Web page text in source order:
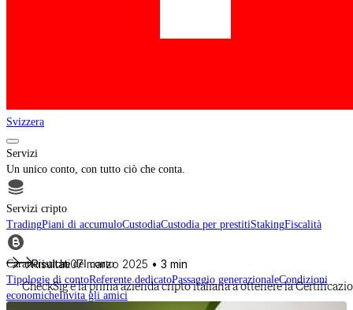
Svizzera
Servizi
Un unico conto, con tutto ciò che conta.
Servizi cripto
TradingPiani di accumuloCustodiaCustodia per prestitiStakingFiscalità
Caratteristiche del conto
Tipologie di contoReferente dedicatoPassaggio generazionaleCondizioni
economicheInvita gli amici
Risultati07 marzo 2025 • 3 min
CheckSig è la prima azienda cripto italiana a ottenere la